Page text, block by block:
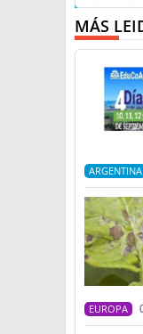
MÁS
ARGENTINA
EUROPA